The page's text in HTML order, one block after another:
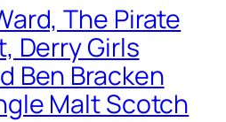
The Pirate
Derry Girls
Ben Bracken
Malt Scotch